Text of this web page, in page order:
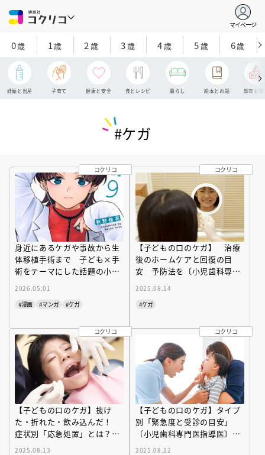
マイページ
0歳 1歳 2 歳 3歳 4歳 5歳 6歳
妊娠と出産 子育て 健康と安全 食とレシピ 暮らし 絵本とお話 知育と探
#ケガ
コクリコ
身近にあるケガや事故から生
体移植手術まで 子ども×手
術をテーマにした話題の小児
2026.05.01
#漫画
#マンガ #ケガ
コクリコ
【子どもの口のケガ】 治療
後のホームケアと回復の目
安 予防法を〔小児歯科専門
2025.08.14
#ケガ
コクリコ
【子どもの口のケガ】抜け
た・折れた・飲み込んだ！
症状別「応急処置」とは？
2025.08.13
コクリコ
【子どもの口のケガ】タイプ
別「緊急度と受診の目安」
〔小児歯科専門医指導医〕が
2025.08.12